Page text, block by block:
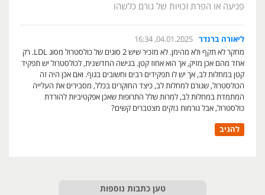
פגיעה או הפרת זכויות של גורם כלשהו
ליאורה ברנדר
04.01.2025, 16:34
מחקר לא תקף ולא מהימן. לא מזכיר שיש 2 סוגים של כולסטרול מסוג LDL. רק
אחד מהם אכן מזיק, אך הוא אחוז קטן. בגישה החדשנית, לכולסטרול יש תפקיד
קטן במחלות לב, אך יש לו תפקידים רבים וחשובים בגוף. ואם אכן היה זה
הכולסטרול, שגורם למחלות לב, כיצד החוקרים בכלל, מסבירים את העלייה
המתמדת במחלות לב, למרות שלל התרופות שאכן אפקטיביות להורדת
כולסטרול, אבל גורמות נזקים מצטברים קשים?
להגיב
טען כתבות נוספות